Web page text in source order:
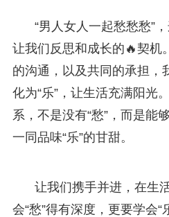
“男人女人一起愁愁愁”
让我们反思和成长的🔥契机
的沟通，以及共同的承担，
化为“乐”，让生活充满阳光
系，不是没有“愁”，而是能
一同品味“乐”的甘甜。
让我们携手并进，在生
会“愁”得有深度，更要学会“